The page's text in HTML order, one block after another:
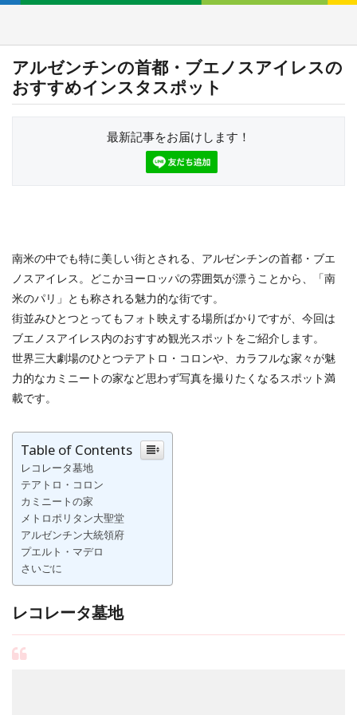
アルゼンチンの首都・ブエノスアイレスの
おすすめインスタスポット
最新記事をお届けします！
南米の中でも特に美しい街とされる、アルゼンチンの首都・ブエ
ノスアイレス。どこかヨーロッパの雰囲気が漂うことから、「南
米のパリ」とも称される魅力的な街です。
街並みひとつとってもフォト映えする場所ばかりですが、今回は
ブエノスアイレス内のおすすめ観光スポットをご紹介します。
世界三大劇場のひとつテアトロ・コロンや、カラフルな家々が魅
力的なカミニートの家など思わず写真を撮りたくなるスポット満
載です。
Table of Contents
レコレータ墓地
テアトロ・コロン
カミニートの家
メトロポリタン大聖堂
アルゼンチン大統領府
プエルト・マデロ
さいごに
レコレータ墓地